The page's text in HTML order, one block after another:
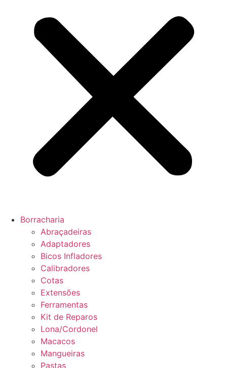
Borracharia
Abraçadeiras
Adaptadores
Bicos Infladores
Calibradores
Cotas
Extensões
Ferramentas
Kit de Reparos
Lona/Cordonel
Macacos
Mangueiras
Pastas